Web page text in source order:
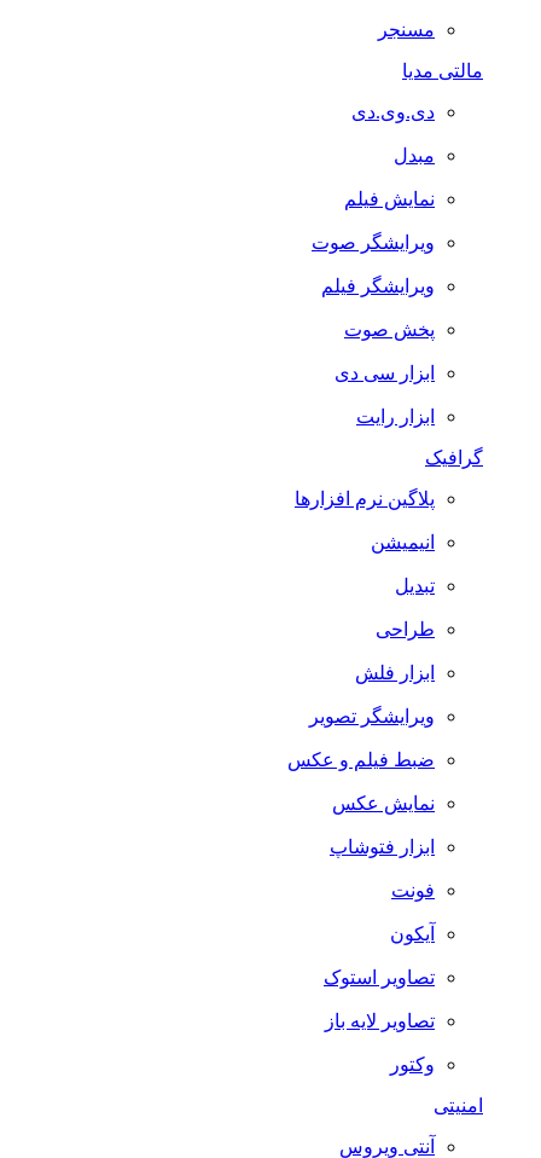
مسنجر
مالتی مدیا
دی.وی.دی
مبدل
نمایش فیلم
ویرایشگر صوت
ویرایشگر فیلم
پخش صوت
ابزار سی دی
ابزار رایت
گرافیک
پلاگین نرم افزارها
انیمیشن
تبدیل
طراحی
ابزار فلش
ویرایشگر تصویر
ضبط فيلم و عكس
نمایش عکس
ابزار فتوشاپ
فونت
آیکون
تصاویر استوک
تصاویر لایه باز
وکتور
امنیتی
آنتی ویروس